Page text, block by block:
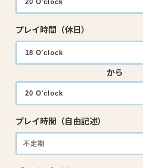
プレイ時間（休日）
から
プレイ時間（自由記述）